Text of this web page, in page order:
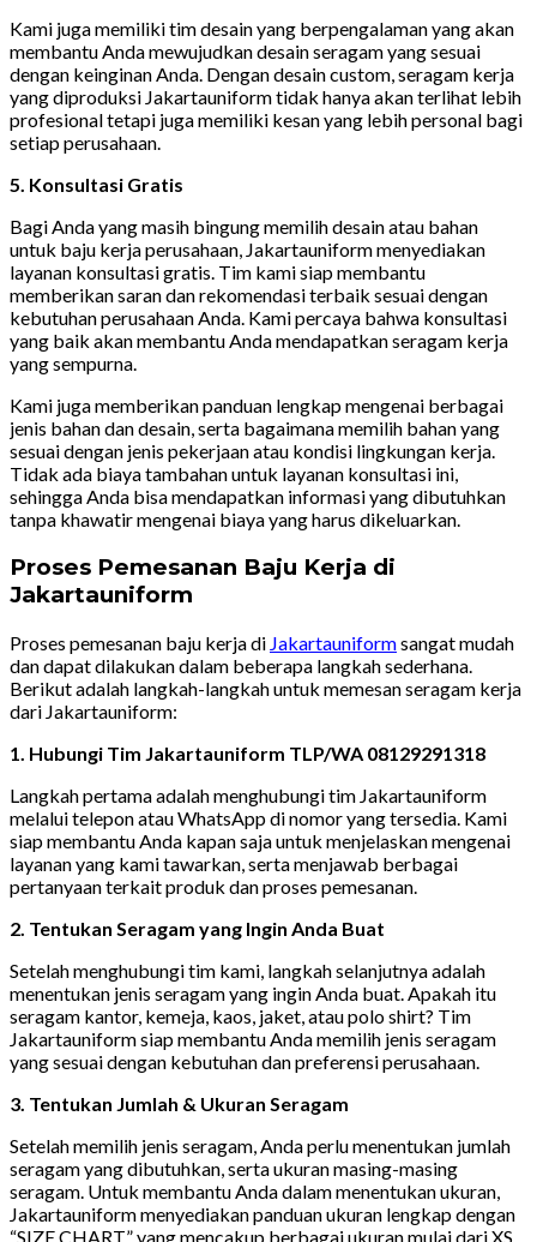
Kami juga memiliki tim desain yang berpengalaman yang akan
membantu Anda mewujudkan desain seragam yang sesuai
dengan keinginan Anda. Dengan desain custom, seragam kerja
yang diproduksi Jakartauniform tidak hanya akan terlihat lebih
profesional tetapi juga memiliki kesan yang lebih personal bagi
setiap perusahaan.
5. Konsultasi Gratis
Bagi Anda yang masih bingung memilih desain atau bahan
untuk baju kerja perusahaan, Jakartauniform menyediakan
layanan konsultasi gratis. Tim kami siap membantu
memberikan saran dan rekomendasi terbaik sesuai dengan
kebutuhan perusahaan Anda. Kami percaya bahwa konsultasi
yang baik akan membantu Anda mendapatkan seragam kerja
yang sempurna.
Kami juga memberikan panduan lengkap mengenai berbagai
jenis bahan dan desain, serta bagaimana memilih bahan yang
sesuai dengan jenis pekerjaan atau kondisi lingkungan kerja.
Tidak ada biaya tambahan untuk layanan konsultasi ini,
sehingga Anda bisa mendapatkan informasi yang dibutuhkan
tanpa khawatir mengenai biaya yang harus dikeluarkan.
Proses Pemesanan Baju Kerja di
Jakartauniform
Proses pemesanan baju kerja di Jakartauniformsangat mudah
dan dapat dilakukan dalam beberapa langkah sederhana.
Berikut adalah langkah-langkah untuk memesan seragam kerja
dari Jakartauniform:
1. Hubungi Tim Jakartauniform TLP/WA 08129291318
Langkah pertama adalah menghubungi tim Jakartauniform
melalui telepon atau WhatsApp di nomor yang tersedia. Kami
siap membantu Anda kapan saja untuk menjelaskan mengenai
layanan yang kami tawarkan, serta menjawab berbagai
pertanyaan terkait produk dan proses pemesanan.
2. Tentukan Seragam yang Ingin Anda Buat
Setelah menghubungi tim kami, langkah selanjutnya adalah
menentukan jenis seragam yang ingin Anda buat. Apakah itu
seragam kantor, kemeja, kaos, jaket, atau polo shirt? Tim
Jakartauniform siap membantu Anda memilih jenis seragam
yang sesuai dengan kebutuhan dan preferensi perusahaan.
3. Tentukan Jumlah & Ukuran Seragam
Setelah memilih jenis seragam, Anda perlu menentukan jumlah
seragam yang dibutuhkan, serta ukuran masing-masing
seragam. Untuk membantu Anda dalam menentukan ukuran,
Jakartauniform menyediakan panduan ukuran lengkap dengan
“SIZE CHART” yang mencakup berbagai ukuran mulai dari XS